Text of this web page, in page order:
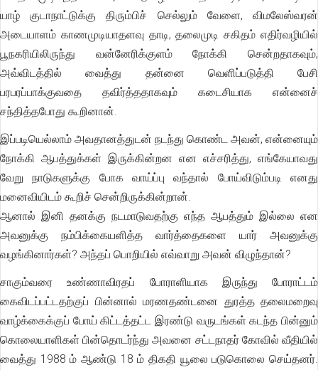
யாழ் குடாநாட்டுக்கு திரும்பிச் செல்லும் வேளை, விமலேஸ்வரன்
அடையாளம் காணமுடியாதளவு தாடி, தலைமுடி சகிதம் எதிர்வழியில்
பூநகரியிலிருந்து வன்னேரிக்குளம் நோக்கி சென்றதாகவும்,
அவ்விடத்தில் வைத்து தன்னை வெளிப்படுத்தி பேசி
பரபரப்பாக்குவதை தவிர்த்ததாகவும் கடைசியாக என்னைச்
சந்தித்தபோது கூறினான்.
இப்படியெல்லாம் அவதானத்துடன் நடந்து கொண்ட அவன், என்னையும்
நோக்கி ஆபத்துக்கள் இருக்கின்றன என எச்சரித்து, எங்கேயாவது
வேறு நாடுகளுக்கு போக வாய்ப்பு வந்தால் போய்விடும்படி எனது
மனைவியிடம் கூறிச் சென்றிருக்கின்றான்.
ஆனால் இனி தனக்கு நடமாடுவதற்கு எந்த ஆபத்தும் இல்லை என
அவனுக்கு நம்பிக்கையளித்த வார்த்தைகளை யார் அவனுக்கு
வழங்கினார்கள்? அந்தப் பொறியில் எவ்வாறு அவன் விழுந்தான்?
சாகும்வரை உண்ணாவிரதப் போராளியாக இருந்து போராட்டம்
கைவிடப்பட்டதற்குப் பின்னால் மரணதண்டனை துரத்த தலைமறைவு
வாழ்க்கைக்குப் போய் கிட்டத்தட்ட இரண்டு வருடங்கள் கடந்த பின்னும்
கொலையாளிகள் பின்தொடர்ந்து அவனை சட்டநாதர் கோவில் வீதியில்
வைத்து 1988 ம் ஆண்டு 18 ம் திகதி யூலை படுகொலை செய்தனர்.